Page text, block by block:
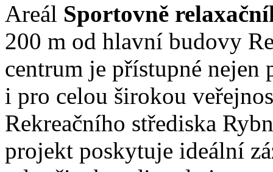
Areál Sportovně
200 m od hlavní budovy
centrum je přístupné nejen
i pro celou širokou
Rekreačního střediska
projekt poskytuje ideální